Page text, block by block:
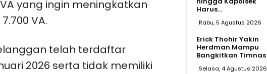
yang ingin meningkatkan
VA.
telah terdaftar
2026 serta tidak memiliki
Harus...
Rabu, 5 Agustus 2026
Erick Thohir Yakin
Herdman Mampu
Bangkitkan Timnas
Selasa, 4 Agustus 2026